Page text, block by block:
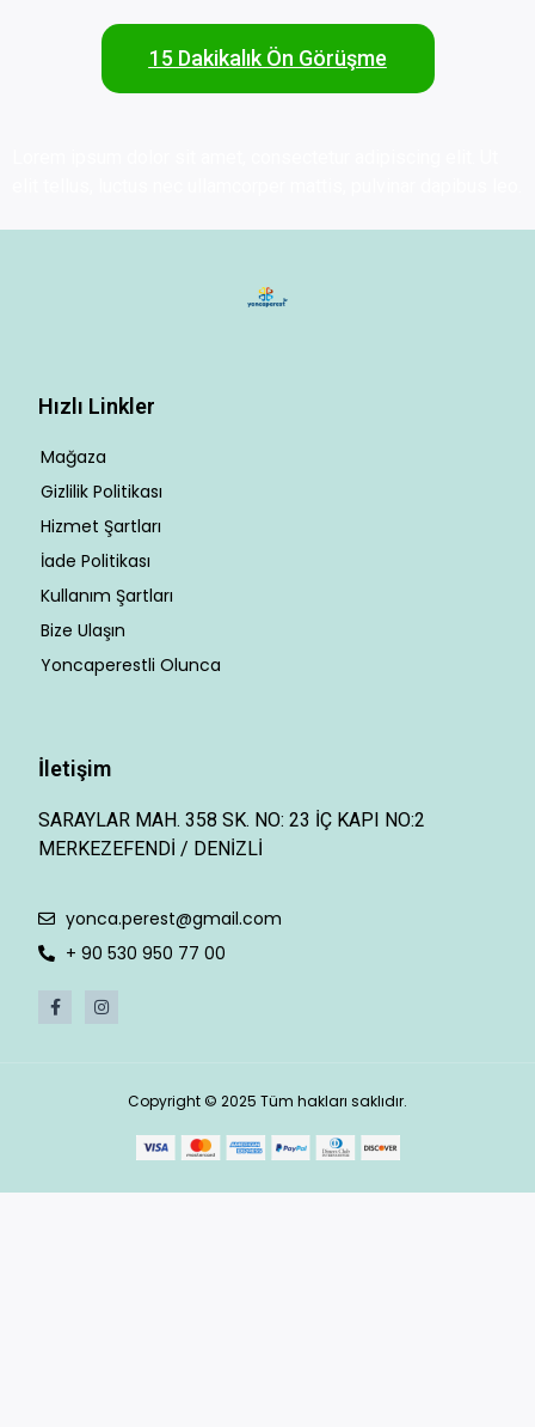
15 Dakikalık Ön Görüşme
Hızlı Linkler
Mağaza
Gizlilik Politikası
Hizmet Şartları
İade Politikası
Kullanım Şartları
Bize Ulaşın
Yoncaperestli Olunca
İletişim
SARAYLAR MAH. 358 SK. NO: 23 İÇ KAPI NO:2
MERKEZEFENDİ / DENİZLİ
yonca.perest@gmail.com
+ 90 530 950 77 00
Copyright © 2025 Tüm hakları saklıdır.